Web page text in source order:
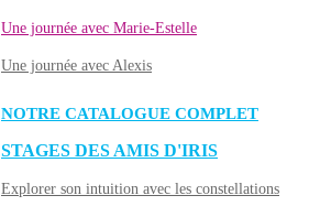
Une journée avec Marie-Estelle
Une journée avec Alexis
NOTRE CATALOGUE COMPLET
STAGES DES AMIS D'IRIS
Explorer son intuition avec les constellations